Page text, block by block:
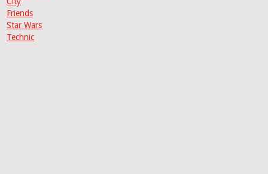
Friends
Star Wars
Technic